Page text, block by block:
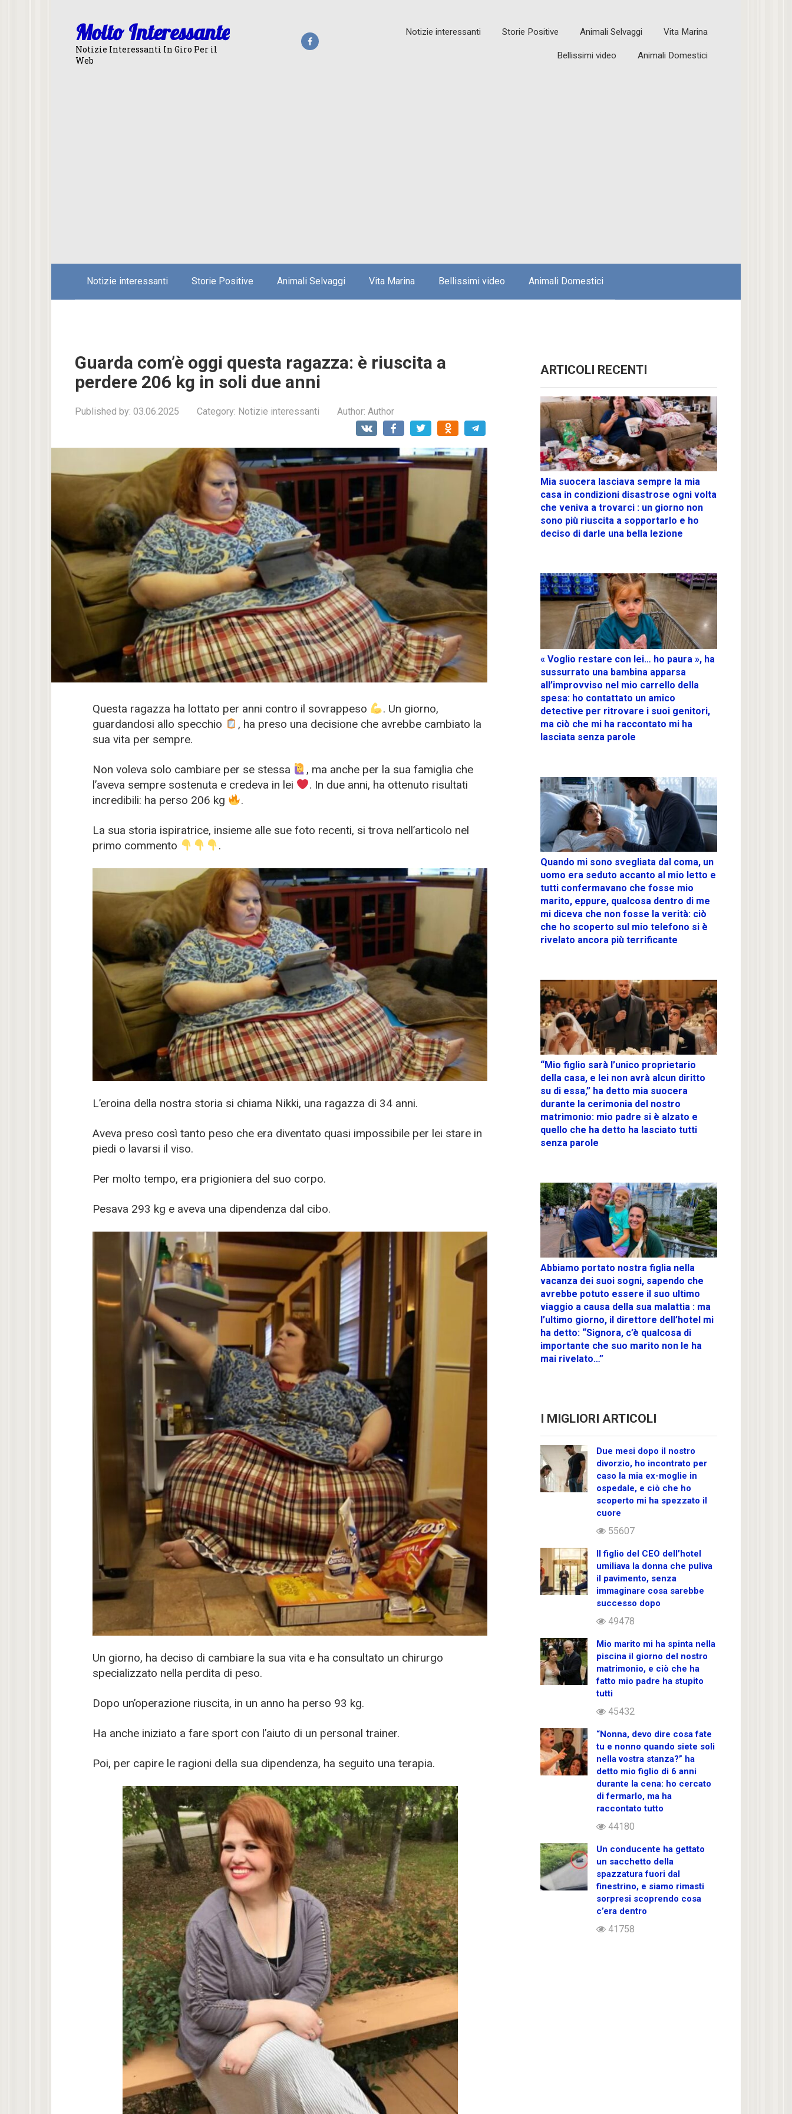
Molto Interessante
Notizie Interessanti In Giro Per il
Web
Notizie interessanti Storie Positive Animali Selvaggi Vita Marina
Bellissimi video Animali Domestici
Notizie interessanti Storie Positive Animali Selvaggi Vita Marina Bellissimi video Animali Domestici
Guarda com’è oggi questa ragazza: è riuscita a
perdere 206 kg in soli due anni
Published by: 03.06.2025 Category: Notizie interessanti Author: Author
Questa ragazza ha lottato per anni contro il sovrappeso
. Un giorno,
guardandosi allo specchio
, ha preso una decisione che avrebbe cambiato la
sua vita per sempre.
Non voleva solo cambiare per se stessa
, ma anche per la sua famiglia che
l’aveva sempre sostenuta e credeva in lei
. In due anni, ha ottenuto risultati
incredibili: ha perso 206 kg
.
La sua storia ispiratrice, insieme alle sue foto recenti, si trova nell’articolo nel
primo commento
.
L’eroina della nostra storia si chiama Nikki, una ragazza di 34 anni.
Aveva preso così tanto peso che era diventato quasi impossibile per lei stare in
piedi o lavarsi il viso.
Per molto tempo, era prigioniera del suo corpo.
Pesava 293 kg e aveva una dipendenza dal cibo.
Un giorno, ha deciso di cambiare la sua vita e ha consultato un chirurgo
specializzato nella perdita di peso.
Dopo un’operazione riuscita, in un anno ha perso 93 kg.
Ha anche iniziato a fare sport con l’aiuto di un personal trainer.
Poi, per capire le ragioni della sua dipendenza, ha seguito una terapia.
ARTICOLI RECENTI
Mia suocera lasciava sempre la mia
casa in condizioni disastrose ogni volta
che veniva a trovarci : un giorno non
sono più riuscita a sopportarlo e ho
deciso di darle una bella lezione
« Voglio restare con lei… ho paura », ha
sussurrato una bambina apparsa
all’improvviso nel mio carrello della
spesa: ho contattato un amico
detective per ritrovare i suoi genitori,
ma ciò che mi ha raccontato mi ha
lasciata senza parole
Quando mi sono svegliata dal coma, un
uomo era seduto accanto al mio letto e
tutti confermavano che fosse mio
marito, eppure, qualcosa dentro di me
mi diceva che non fosse la verità: ciò
che ho scoperto sul mio telefono si è
rivelato ancora più terrificante
“Mio figlio sarà l’unico proprietario
della casa, e lei non avrà alcun diritto
su di essa,” ha detto mia suocera
durante la cerimonia del nostro
matrimonio: mio padre si è alzato e
quello che ha detto ha lasciato tutti
senza parole
Abbiamo portato nostra figlia nella
vacanza dei suoi sogni, sapendo che
avrebbe potuto essere il suo ultimo
viaggio a causa della sua malattia : ma
l’ultimo giorno, il direttore dell’hotel mi
ha detto: “Signora, c’è qualcosa di
importante che suo marito non le ha
mai rivelato…”
I MIGLIORI ARTICOLI
Due mesi dopo il nostro
divorzio, ho incontrato per
caso la mia ex-moglie in
ospedale, e ciò che ho
scoperto mi ha spezzato il
cuore
55607
Il figlio del CEO dell’hotel
umiliava la donna che puliva
il pavimento, senza
immaginare cosa sarebbe
successo dopo
49478
Mio marito mi ha spinta nella
piscina il giorno del nostro
matrimonio, e ciò che ha
fatto mio padre ha stupito
tutti
45432
“Nonna, devo dire cosa fate
tu e nonno quando siete soli
nella vostra stanza?” ha
detto mio figlio di 6 anni
durante la cena: ho cercato
di fermarlo, ma ha
raccontato tutto
44180
Un conducente ha gettato
un sacchetto della
spazzatura fuori dal
finestrino, e siamo rimasti
sorpresi scoprendo cosa
c’era dentro
41758